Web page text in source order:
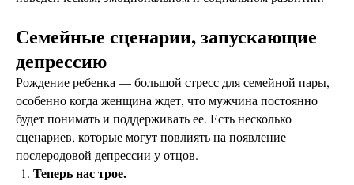
Семейные сценарии, запускающие
депрессию
Рождение ребенка — большой стресс для семейной пары,
особенно когда женщина ждет, что мужчина постоянно
будет понимать и поддерживать ее. Есть несколько
сценариев, которые могут повлиять на появление
послеродовой депрессии у отцов.
Теперь нас трое.